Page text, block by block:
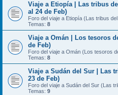
Viaje a Etiopía | Las tribus
al 24 de Feb)
Foro del viaje a Etiopía (Las tribus
Temas: 8
Viaje a Omán | Los tesoros
de Feb)
Foro del viaje a Omán (Los tesoros
Temas: 8
Viaje a Sudán del Sur | Las
23 de Feb)
Foro del viaje a Sudán del Sur (Las
Temas: 9